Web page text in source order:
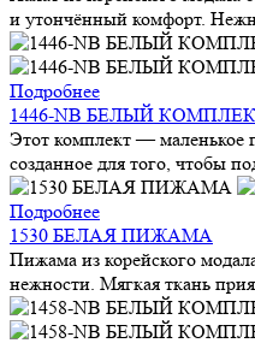
и утончённый комфорт.
Подробнее
1446-NB БЕЛЫЙ
Этот комплект — маленькое
созданное для того, чтобы
Подробнее
1530 БЕЛАЯ ПИЖАМА
Пижама из корейского
нежности. Мягкая ткань